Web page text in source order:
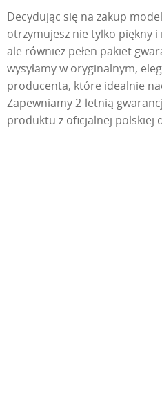
Decydując się na zakup
otrzymujesz nie tylko piękny i
ale również pełen pakiet
wysyłamy w oryginalnym,
producenta, które idealnie
Zapewniamy 2-letnią
produktu z oficjalnej polskiej